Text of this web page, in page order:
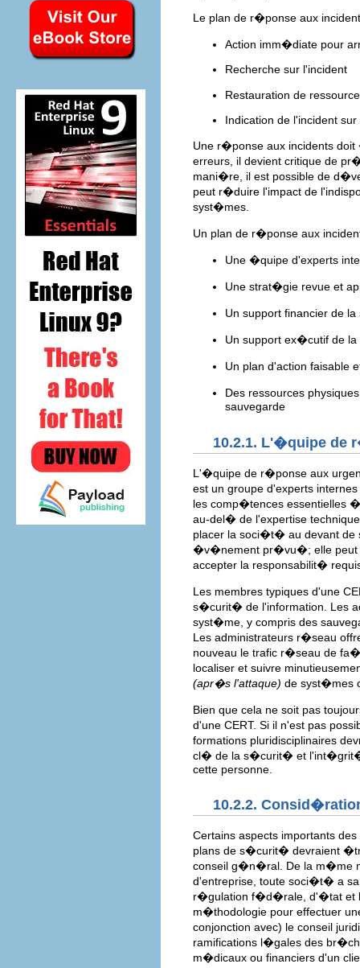
Le plan de r�ponse aux
Action imm�diate pour
Recherche sur l'incident
Restauration de
Indication de l'incident
Une r�ponse aux incidents
erreurs, il devient critique de
mani�re, il est possible de
peut r�duire l'impact de
syst�mes.
Un plan de r�ponse aux
Une �quipe d'experts
Une strat�gie revue et
Un support financier de
Un support ex�cutif de
Un plan d'action faisable
Des ressources
sauvegarde
10.2.1. L'�quipe de
L'�quipe de r�ponse aux
est un groupe d'experts
les comp�tences essentielles
au-del� de l'expertise
placer la soci�t� au devant de
�v�nement pr�vu�; elle peut
accepter la responsabilit�
Les membres typiques d'une
s�curit� de l'information. Les
syst�me, y compris des
Les administrateurs r�seau
nouveau le trafic r�seau de
localiser et suivre
(apr�s l'attaque) de syst�mes
Bien que cela ne soit pas
d'une CERT. Si il n'est pas
formations pluridisciplinaires
cl� de la s�curit� et l'int�grit�
cette personne.
10.2.2.
Certains aspects importants
plans de s�curit� devraient
conseil g�n�ral. De la m�me
d'entreprise, toute soci�t� a
r�gulation f�d�rale, d'�tat et
m�thodologie pour effectuer
conjonction avec) le conseil
ramifications l�gales des
m�dicaux ou financiers d'un